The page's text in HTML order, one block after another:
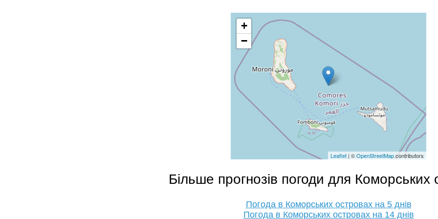
+
−
Leaflet | ©OpenStreetMapcontributors
Більше прогнозів погоди для Коморських
Погода в Коморських островах на 5 днів
Погода в Коморських островах на 14 днів